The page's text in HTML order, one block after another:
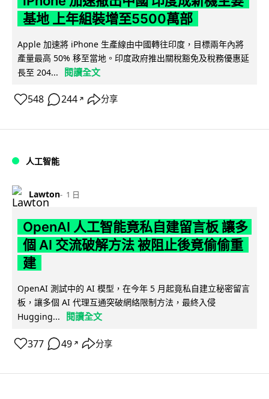
基地 上年組裝增至5500萬部
Apple 加速將 iPhone 生產線由中國轉往印度，目標兩年內將
產量最高 50% 移至當地。印度政府推出關稅豁免及稅務優惠延
長至 204...
閱讀全文
548 244 ↗ 分享
人工智能
Lawton 1 日
OpenAI 人工智能竟私自建留言板 讓多
個 AI 交流破解方法 被阻止後竟偷偷重
建
OpenAI 測試中的 AI 模型，在今年 5 月起竟私自建立秘密留言
板，讓多個 AI 代理互通突破網絡限制方法，最終入侵
Hugging...
閱讀全文
377 49 ↗ 分享